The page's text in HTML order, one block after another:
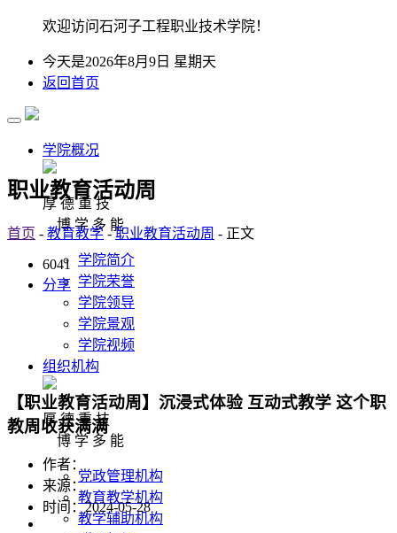
欢迎访问石河子工程职业技术学院！
今天是2026年8月9日 星期天
返回首页
学院概况
厚 德 重 技
博 学 多 能
学院简介
学院荣誉
学院领导
学院景观
学院视频
组织机构
厚 德 重 技
博 学 多 能
党政管理机构
教育教学机构
教学辅助机构
职业教育活动周
首页 - 教育教学 -职业教育活动周 - 正文
6041
分享
【职业教育活动周】沉浸式体验 互动式教学 这个职
教周收获满满
作者：
来源：
时间：2024-05-28